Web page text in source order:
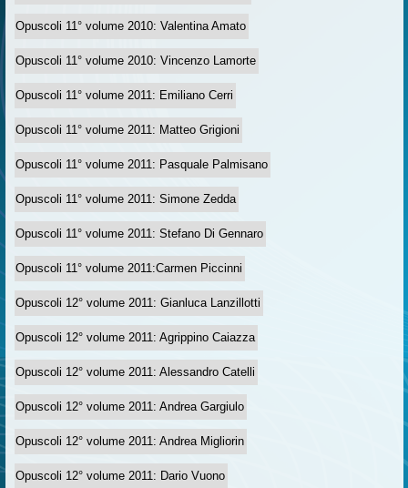
Opuscoli 11° volume 2010: Valentina Amato
Opuscoli 11° volume 2010: Vincenzo Lamorte
Opuscoli 11° volume 2011: Emiliano Cerri
Opuscoli 11° volume 2011: Matteo Grigioni
Opuscoli 11° volume 2011: Pasquale Palmisano
Opuscoli 11° volume 2011: Simone Zedda
Opuscoli 11° volume 2011: Stefano Di Gennaro
Opuscoli 11° volume 2011:Carmen Piccinni
Opuscoli 12° volume 2011: Gianluca Lanzillotti
Opuscoli 12° volume 2011: Agrippino Caiazza
Opuscoli 12° volume 2011: Alessandro Catelli
Opuscoli 12° volume 2011: Andrea Gargiulo
Opuscoli 12° volume 2011: Andrea Migliorin
Opuscoli 12° volume 2011: Dario Vuono